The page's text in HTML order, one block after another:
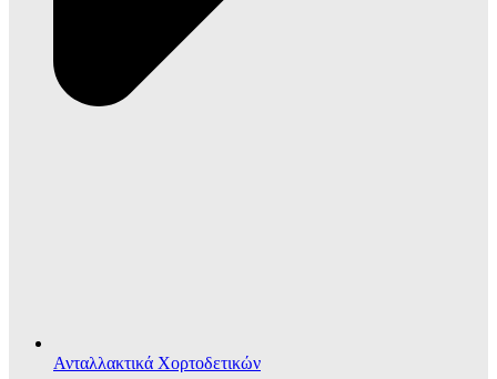
Ανταλλακτικά Χορτοδετικών